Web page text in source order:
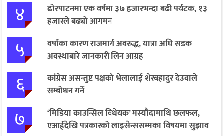
४
ढोरपाटनमा एक वर्षमा ३७ हजारभन्दा बढी पर्यटक, १३
हजारले बढ्यो आगमन
५
वर्षाका कारण राजमार्ग अवरुद्ध, यात्रा अघि सडक
अवस्थाबारे जानकारी लिन आग्रह
६
कांग्रेस असन्तुष्ट पक्षको भेलालाई शेरबहादुर देउवाले
सम्बोधन गर्ने
७
‘मिडिया काउन्सिल विधेयक’ मस्यौदामाथि छलफल,
एआईदेखि पत्रकारको लाइसेन्ससम्मका विषयमा सुझाव